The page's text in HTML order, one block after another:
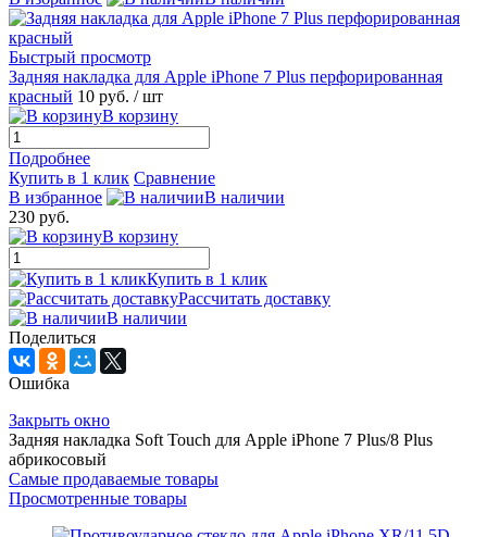
Быстрый просмотр
Задняя накладка для Apple iPhone 7 Plus перфорированная
красный 10 руб. / шт
В корзину
Подробнее
Купить в 1 клик Сравнение
В избранное
В наличии
230 руб.
В корзину
Купить в 1 клик
Рассчитать доставку
В наличии
Поделиться
Ошибка
Закрыть окно
Задняя накладка Soft Touch для Apple iPhone 7 Plus/8 Plus
абрикосовый
Самые продаваемые товары
Просмотренные товары